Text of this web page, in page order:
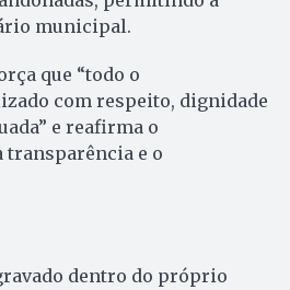
municipal.
que “todo o
com respeito, dignidade
e reafirma o
transparência e o
dentro do próprio